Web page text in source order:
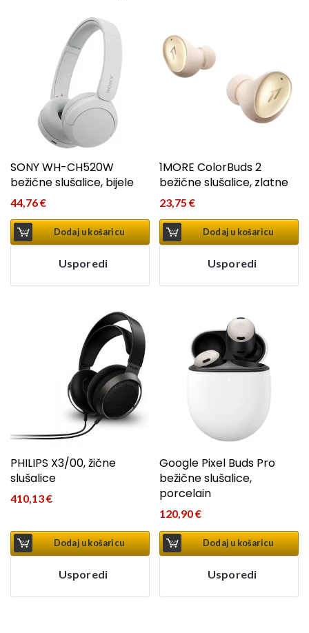
SONY WH-CH520W
bežične slušalice, bijele
44,76€
Dodaj u košaricu
Usporedi
1MORE ColorBuds 2
bežične slušalice, zlatne
23,75€
Dodaj u košaricu
Usporedi
PHILIPS X3/00, žične
slušalice
410,13€
Dodaj u košaricu
Usporedi
Google Pixel Buds Pro
bežične slušalice,
porcelain
120,90€
Dodaj u košaricu
Usporedi